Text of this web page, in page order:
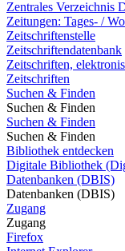
Zentrales Verzeichnis
Zeitungen: Tages- /
Zeitschriftenstelle
Zeitschriftendatenbank
Zeitschriften,
Zeitschriften
Suchen & Finden
Suchen & Finden
Suchen & Finden
Suchen & Finden
Bibliothek entdecken
Digitale Bibliothek
Datenbanken (DBIS)
Datenbanken (DBIS)
Zugang
Zugang
Firefox